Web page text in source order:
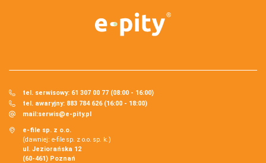
tel. serwisowy: 61 307 00 77 (08:00 - 16:00)
tel. awaryjny: 883 784 626 (16:00 - 18:00)
mail:serwis@e-pity.pl
e-file sp. z o.o.
(dawniej: e-file sp. z o.o. sp. k.)
ul. Jeziorańska 12
(60-461) Poznań